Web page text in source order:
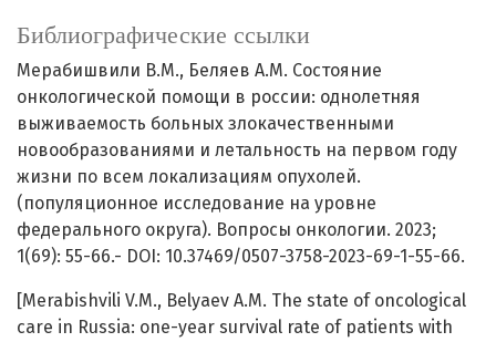
Библиографические ссылки
Мерабишвили В.М., Беляев А.М. Состояние
онкологической помощи в россии: однолетняя
выживаемость больных злокачественными
новообразованиями и летальность на первом году
жизни по всем локализациям опухолей.
(популяционное исследование на уровне
федерального округа). Вопросы онкологии. 2023;
1(69): 55-66.- DOI: 10.37469/0507-3758-2023-69-1-55-66.
[Merabishvili V.M., Belyaev A.M. The state of oncological
care in Russia: one-year survival rate of patients with